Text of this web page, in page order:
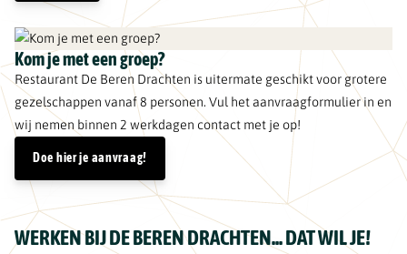
Kom je met een groep?
Restaurant De Beren Drachten is uitermate geschikt voor grotere
gezelschappen vanaf 8 personen. Vul het aanvraagformulier in en
wij nemen binnen 2 werkdagen contact met je op!
Doe hier je aanvraag!
WERKEN BIJ DE BEREN DRACHTEN... DAT WIL JE!